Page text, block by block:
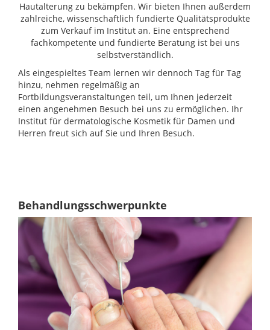
Hautalterung zu bekämpfen. Wir bieten Ihnen außerdem
zahlreiche, wissenschaftlich fundierte Qualitätsprodukte
zum Verkauf im Institut an. Eine entsprechend
fachkompetente und fundierte Beratung ist bei uns
selbstverständlich.
Als eingespieltes Team lernen wir dennoch Tag für Tag
hinzu, nehmen regelmäßig an
Fortbildungsveranstaltungen teil, um Ihnen jederzeit
einen angenehmen Besuch bei uns zu ermöglichen. Ihr
Institut für dermatologische Kosmetik für Damen und
Herren freut sich auf Sie und Ihren Besuch.
Behandlungsschwerpunkte